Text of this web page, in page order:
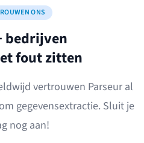
ONS
bedrijven
fout zitten
vertrouwen Parseur al
gegevensextractie. Sluit je
nog aan!